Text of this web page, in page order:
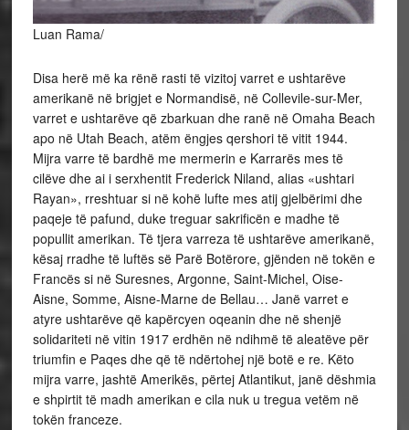
Luan Rama/
Disa herë më ka rënë rasti të vizitoj varret e ushtarëve
amerikanë në brigjet e Normandisë, në Collevile-sur-Mer,
varret e ushtarëve që zbarkuan dhe ranë në Omaha Beach
apo në Utah Beach, atëm ëngjes qershori të vitit 1944.
Mijra varre të bardhë me mermerin e Karrarës mes të
cilëve dhe ai i serxhentit Frederick Niland, alias «ushtari
Rayan», rreshtuar si në kohë lufte mes atij gjelbërimi dhe
paqeje të pafund, duke treguar sakrificën e madhe të
popullit amerikan. Të tjera varreza të ushtarëve amerikanë,
kësaj rradhe të luftës së Parë Botërore, gjënden në tokën e
Francës si në Suresnes, Argonne, Saint-Michel, Oise-
Aisne, Somme, Aisne-Marne de Bellau… Janë varret e
atyre ushtarëve që kapërcyen oqeanin dhe në shenjë
solidariteti në vitin 1917 erdhën në ndihmë të aleatëve për
triumfin e Paqes dhe që të ndërtohej një botë e re. Këto
mijra varre, jashtë Amerikës, përtej Atlantikut, janë dëshmia
e shpirtit të madh amerikan e cila nuk u tregua vetëm në
tokën franceze.